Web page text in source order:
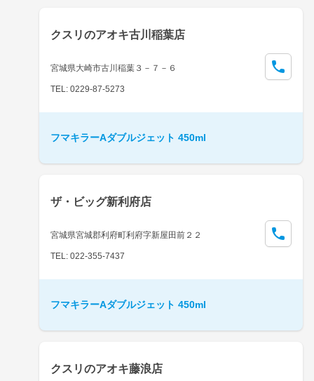
クスリのアオキ古川稲葉店
宮城県大崎市古川稲葉３－７－６
TEL: 0229-87-5273
フマキラーAダブルジェット 450ml
ザ・ビッグ新利府店
宮城県宮城郡利府町利府字新屋田前２２
TEL: 022-355-7437
フマキラーAダブルジェット 450ml
クスリのアオキ藤浪店